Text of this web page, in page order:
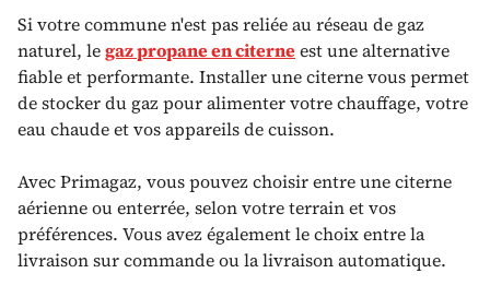
Si votre commune n'est pas reliée au réseau de gaz
naturel, legaz propane en citerne est une alternative
fiable et performante. Installer une citerne vous permet
de stocker du gaz pour alimenter votre chauffage, votre
eau chaude et vos appareils de cuisson.
Avec Primagaz, vous pouvez choisir entre une citerne
aérienne ou enterrée, selon votre terrain et vos
préférences. Vous avez également le choix entre la
livraison sur commande ou la livraison automatique.